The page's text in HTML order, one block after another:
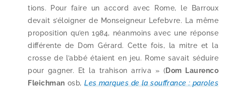
tions. Pour faire un accord avec Rome, le Barroux
devait s’é­loi­gner de Monseigneur Lefebvre. La même
pro­po­si­tion qu’en 1984, néan­moins avec une réponse
dif­fé­rente de Dom Gérard. Cette fois, la mitre et la
crosse de l’ab­bé étaient en jeu. Rome savait séduire
pour gagner. Et la tra­hi­son arri­va » (Dom Laurenco
Fleichman osb, Les marques de la souf­france : paroles